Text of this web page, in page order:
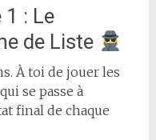
: Le
de Liste
À toi de jouer les
se passe à
final de chaque